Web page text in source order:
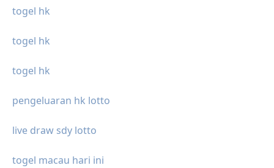
togel hk
togel hk
togel hk
pengeluaran hk lotto
live draw sdy lotto
togel macau hari ini